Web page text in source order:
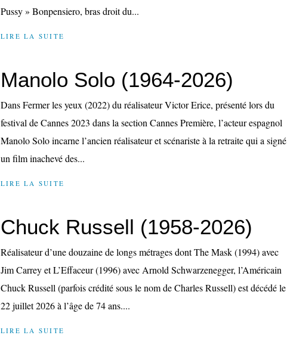
Pussy » Bonpensiero, bras droit du...
LIRE LA SUITE
Manolo Solo (1964-2026)
Dans Fermer les yeux (2022) du réalisateur Victor Erice, présenté lors du
festival de Cannes 2023 dans la section Cannes Première, l’acteur espagnol
Manolo Solo incarne l’ancien réalisateur et scénariste à la retraite qui a signé
un film inachevé des...
LIRE LA SUITE
Chuck Russell (1958-2026)
Réalisateur d’une douzaine de longs métrages dont The Mask (1994) avec
Jim Carrey et L’Effaceur (1996) avec Arnold Schwarzenegger, l’Américain
Chuck Russell (parfois crédité sous le nom de Charles Russell) est décédé le
22 juillet 2026 à l’âge de 74 ans....
LIRE LA SUITE